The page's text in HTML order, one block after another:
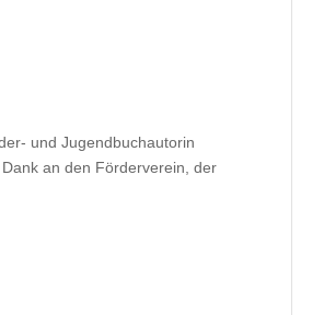
und Jugendbuchautorin
an den Förderverein, der